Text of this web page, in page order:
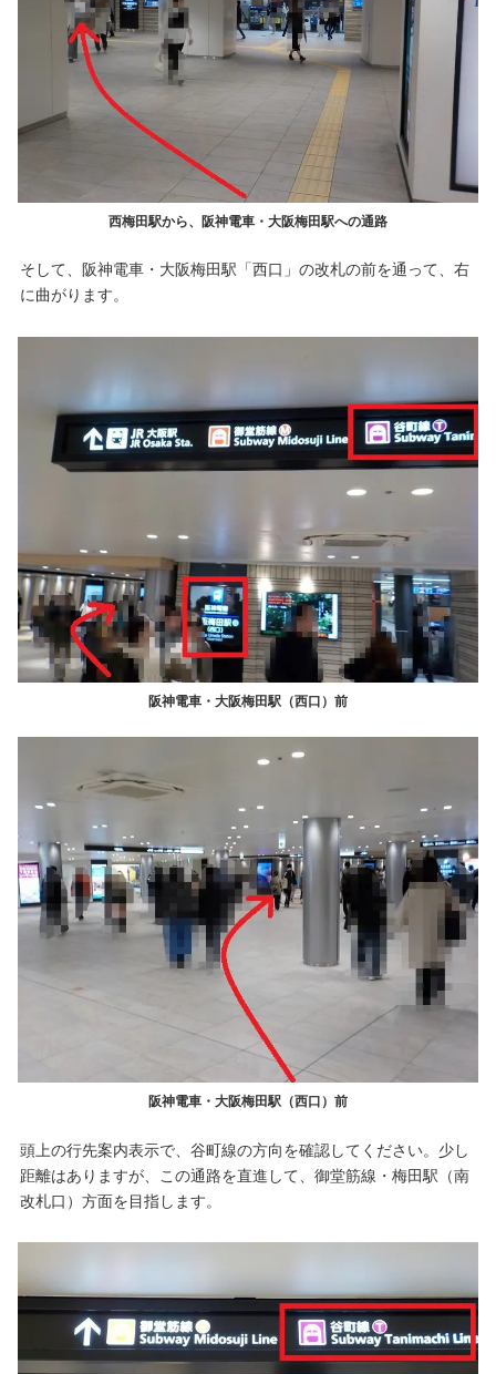
西梅田駅から、阪神電車・大阪梅田駅への通路
そして、阪神電車・大阪梅田駅「西口」の改札の前を通って、右
に曲がります。
阪神電車・大阪梅田駅（西口）前
阪神電車・大阪梅田駅（西口）前
頭上の行先案内表示で、谷町線の方向を確認してください。少し
距離はありますが、この通路を直進して、御堂筋線・梅田駅（南
改札口）方面を目指します。